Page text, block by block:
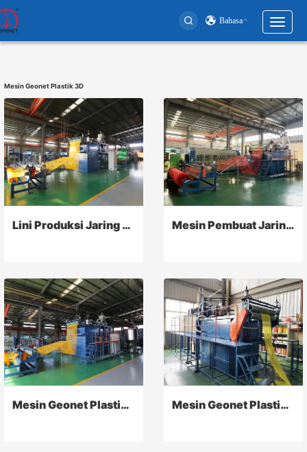
Bahasa
Toggle
User
menu
Mesin Geonet Plastik 3D
Lini Produksi Jaring Plastik Mesin Pembuat Jaring Ternak Kecepatan Tinggi, Mesin Ekstrusi Jaring Plastik Pipih
Mesin Geonet Plastik 3D Mesin Geonet Plastik 3D